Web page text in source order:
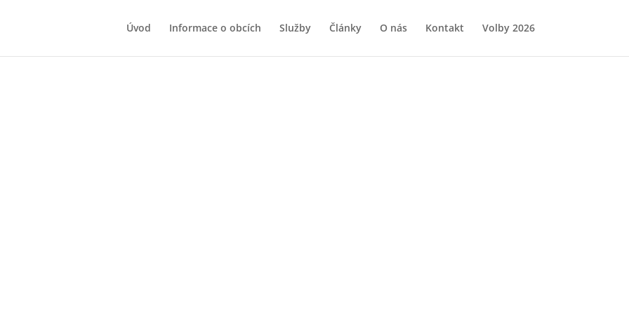
Úvod Informace o obcích Služby Články O nás Kontakt Volby 2026